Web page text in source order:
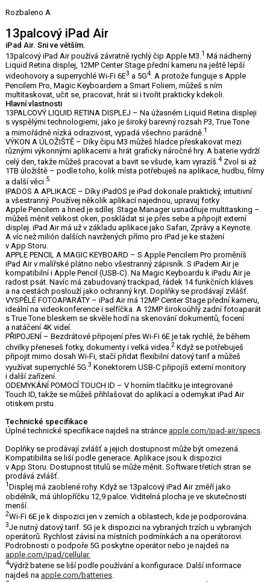
Rozbaleno A
13palcový iPad Air
iPad Air. Sni ve větším.
13palcový iPad Air používá závratně rychlý čip Apple M3.1 Má nádherný
Liquid Retina displej, 12MP Center Stage přední kameru na ještě lepší
videohovory a superrychlé Wi-Fi 6E3 a 5G4. A protože funguje s Apple
Pencilem Pro, Magic Keyboardem a Smart Foliem, můžeš s ním
multitaskovat, učit se, pracovat, hrát si i tvořit prakticky kdekoli.
Hlavní vlastnosti
13PALCOVÝ LIQUID RETINA DISPLEJ – Na úžasném Liquid Retina displeji
s vyspělými technologiemi, jako je široký barevný rozsah P3, True Tone
a mimořádně nízká odrazivost, vypadá všechno parádně. 1
VÝKON A ÚLOŽIŠTĚ – Díky čipu M3 můžeš hladce přeskakovat mezi
různými výkonnými aplikacemi a hrát graficky náročné hry. A baterie vydrží
celý den, takže můžeš pracovat a bavit se všude, kam vyrazíš.4 Zvol si až
1TB úložiště – podle toho, kolik místa potřebuješ na aplikace, hudbu, filmy
a další věci.5
IPADOS A APLIKACE – Díky iPadOS je iPad dokonale praktický, intuitivní
a všestranný. Používej několik aplikací najednou, upravuj fotky
Apple Pencilem a hned je sdílej. Stage Manager usnadňuje multitasking –
můžeš měnit velikost oken, poskládat si je přes sebe a připojit externí
displej. iPad Air má už v základu aplikace jako Safari, Zprávy a Keynote.
A víc než milión dalších navržených přímo pro iPad je ke stažení
v App Storu.
APPLE PENCIL A MAGIC KEYBOARD – S Apple Pencilem Pro proměníš
iPad Air v malířské plátno nebo všestranný zápisník. S iPadem Air je
kompatibilní i Apple Pencil (USB-C). Na Magic Keyboardu k iPadu Air je
radost psát. Navíc má zabudovaný trackpad, řádek 14 funkčních kláves
a na cestách poslouží jako ochranný kryt. Doplňky se prodávají zvlášť.
VYSPĚLÉ FOTOAPARÁTY – iPad Air má 12MP Center Stage přední kameru,
ideální na videokonference i selfíčka. A 12MP širokoúhlý zadní fotoaparát
s True Tone bleskem se skvěle hodí na skenování dokumentů, focení
a natáčení 4K videí.
PŘIPOJENÍ – Bezdrátové připojení přes Wi-Fi 6E je tak rychlé, že během
chvilky přeneseš fotky, dokumenty i velká videa. 2 Když se potřebuješ
připojit mimo dosah Wi-Fi, stačí přidat flexibilní datový tarif a můžeš
využívat superrychlé 5G.3 Konektorem USB-C připojíš externí monitory
i další zařízení.
ODEMYKÁNÍ POMOCÍ TOUCH ID – V horním tlačítku je integrované
Touch ID, takže se můžeš přihlašovat do aplikací a odemykat iPad Air
otiskem prstu.
Technické specifikace
Úplné technické specifikace najdeš na stránce apple.com/ipad-air/specs.
Doplňky se prodávají zvlášť a jejich dostupnost může být omezená.
Kompatibilita se liší podle generace. Aplikace jsou k dispozici
v App Storu. Dostupnost titulů se může měnit. Software třetích stran se
prodává zvlášť.
1Displej má zaoblené rohy. Když se 13palcový iPad Air změří jako
obdélník, má úhlopříčku 12,9 palce. Viditelná plocha je ve skutečnosti
menší.
2Wi-Fi 6E je k dispozici jen v zemích a oblastech, kde je podporována.
3Je nutný datový tarif. 5G je k dispozici na vybraných trzích u vybraných
operátorů. Rychlost závisí na místních podmínkách a na operátorovi.
Podrobnosti o podpoře 5G poskytne operátor nebo je najdeš na
apple.com/ipad/cellular.
4Výdrž baterie se liší podle používání a konfigurace. Další informace
najdeš na apple.com/batteries